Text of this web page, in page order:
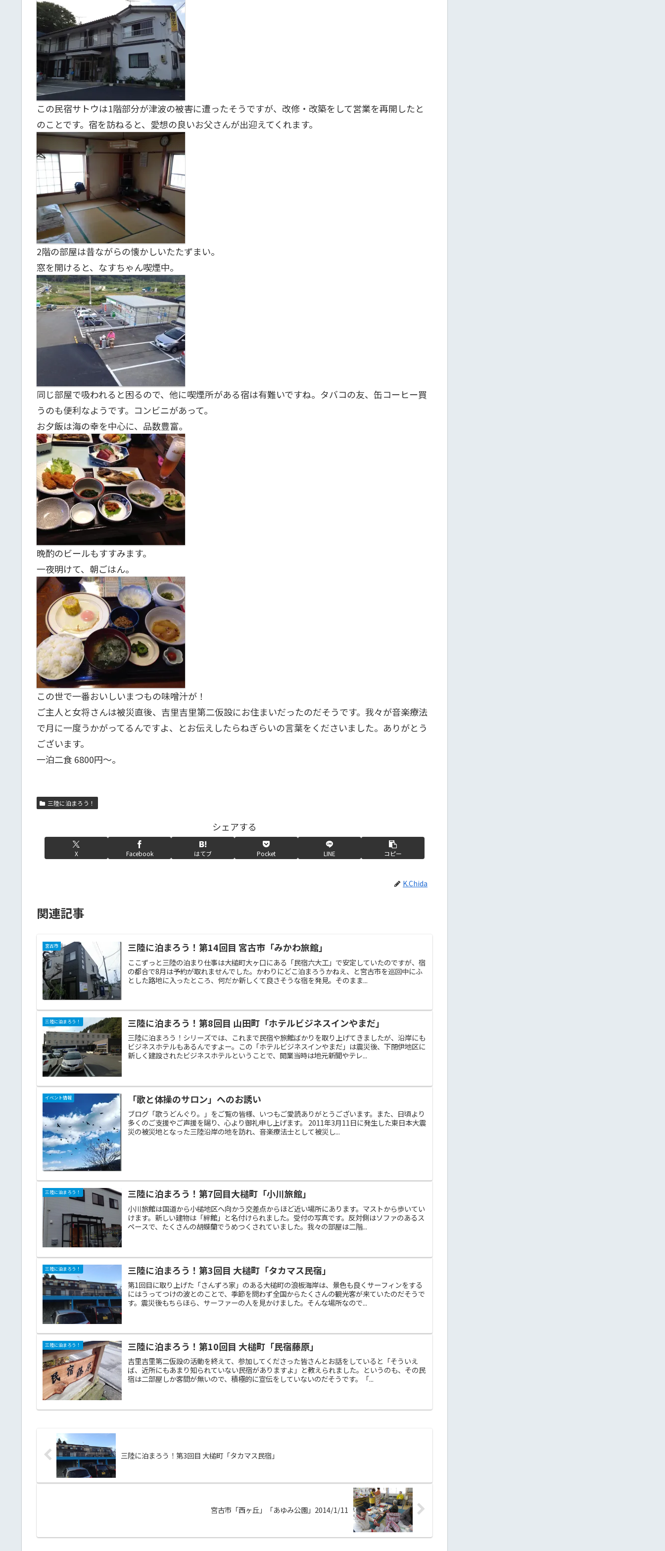
この民宿サトウは1階部分が津波の被害に遭ったそうですが、改修・改築をして営業を再開したと
のことです。宿を訪ねると、愛想の良いお父さんが出迎えてくれます。
2階の部屋は昔ながらの懐かしいたたずまい。
窓を開けると、なすちゃん喫煙中。
同じ部屋で吸われると困るので、他に喫煙所がある宿は有難いですね。タバコの友、缶コーヒー買
うのも便利なようです。コンビニがあって。
お夕飯は海の幸を中心に、品数豊富。
晩酌のビールもすすみます。
一夜明けて、朝ごはん。
この世で一番おいしいまつもの味噌汁が！
ご主人と女将さんは被災直後、吉里吉里第二仮設にお住まいだったのだそうです。我々が音楽療法
で月に一度うかがってるんですよ、とお伝えしたらねぎらいの言葉をくださいました。ありがとう
ございます。
一泊二食 6800円～。
三陸に泊まろう！
シェアする
X Facebook はてブ Pocket LINE コピー
K.Chida
関連記事
宮古市 三陸に泊まろう！第14回目 宮古市「みかわ旅館」
ここずっと三陸の泊まり仕事は大槌町大ヶ口にある「民宿六大工」で安定していたのですが、宿
の都合で8月は予約が取れませんでした。かわりにどこ泊まろうかねえ、と宮古市を巡回中にふ
とした路地に入ったところ、何だか新しくて良さそうな宿を発見。そのまま...
三陸に泊まろう！ 三陸に泊まろう！第8回目 山田町「ホテルビジネスインやまだ」
三陸に泊まろう！シリーズでは、これまで民宿や旅館ばかりを取り上げてきましたが、沿岸にも
ビジネスホテルもあるんですよー。この「ホテルビジネスインやまだ」は震災後、下閉伊地区に
新しく建設されたビジネスホテルということで、開業当時は地元新聞やテレ...
イベント情報 「歌と体操のサロン」へのお誘い
ブログ「歌うどんぐり。」をご覧の皆様、いつもご愛読ありがとうございます。また、日頃より
多くのご支援やご声援を賜り、心より御礼申し上げます。 2011年3月11日に発生した東日本大震
災の被災地となった三陸沿岸の地を訪れ、音楽療法士として被災し...
三陸に泊まろう！ 三陸に泊まろう！第7回目大槌町「小川旅館」
小川旅館は国道から小槌地区へ向かう交差点からほど近い場所にあります。マストから歩いてい
けます。新しい建物は「絆館」と名付けられました。受付の写真です。反対側はソファのあるス
ペースで、たくさんの胡蝶蘭でうめつくされていました。我々の部屋は二階...
三陸に泊まろう！ 三陸に泊まろう！第3回目 大槌町「タカマス民宿」
第1回目に取り上げた「さんずろ家」のある大槌町の浪板海岸は、景色も良くサーフィンをする
にはうってつけの波とのことで、季節を問わず全国からたくさんの観光客が来ていたのだそうで
す。震災後もちらほら、サーファーの人を見かけました。そんな場所なので...
三陸に泊まろう！ 三陸に泊まろう！第10回目 大槌町「民宿藤原」
吉里吉里第二仮設の活動を終えて、参加してくださった皆さんとお話をしていると「そういえ
ば、近所にもあまり知られていない民宿がありますよ」と教えられました。というのも、その民
宿は二部屋しか客間が無いので、積極的に宣伝をしていないのだそうです。「...
三陸に泊まろう！第3回目 大槌町「タカマス民宿」
宮古市「西ヶ丘」「あゆみ公園」2014/1/11